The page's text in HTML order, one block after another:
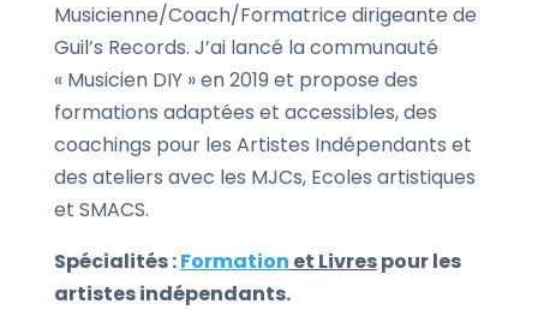
Musicienne/Coach/Formatrice dirigeante de
Guil’s Records. J’ai lancé la communauté
« Musicien DIY » en 2019 et propose des
formations adaptées et accessibles, des
coachings pour les Artistes Indépendants et
des ateliers avec les MJCs, Ecoles artistiques
et SMACS.
Spécialités :Formation et Livrespour les
artistes indépendants.